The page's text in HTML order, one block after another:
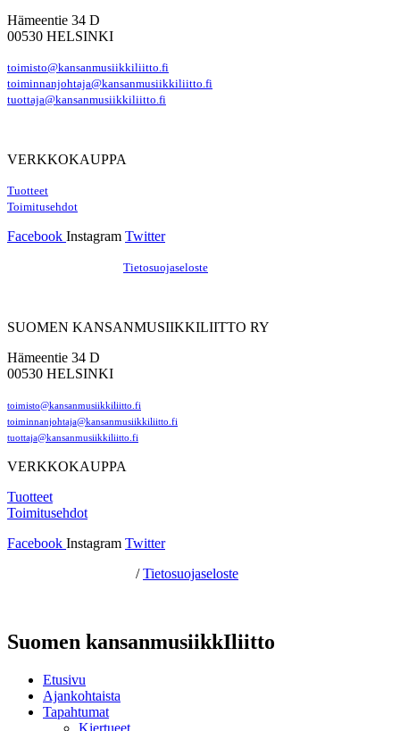
Hämeentie 34 D
00530 HELSINKI
toimisto@kansanmusiikkiliitto.fi
toiminnanjohtaja@kansanmusiikkiliitto.fi
tuottaja@kansanmusiikkiliitto.fi
VERKKOKAUPPA
Tuotteet
Toimitusehdot
Facebook Instagram Twitter
Tietosuojaseloste
SUOMEN KANSANMUSIIKKILIITTO RY
Hämeentie 34 D
00530 HELSINKI
toimisto@kansanmusiikkiliitto.fi
toiminnanjohtaja@kansanmusiikkiliitto.fi
tuottaja@kansanmusiikkiliitto.fi
VERKKOKAUPPA
Tuotteet
Toimitusehdot
Facebook Instagram Twitter
/Tietosuojaseloste
Suomen kansanmusiikkIliitto
Etusivu
Ajankohtaista
Tapahtumat
Kiertueet